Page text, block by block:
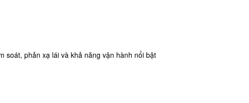
soát, phản xạ lái và khả năng vận hành nổi bật